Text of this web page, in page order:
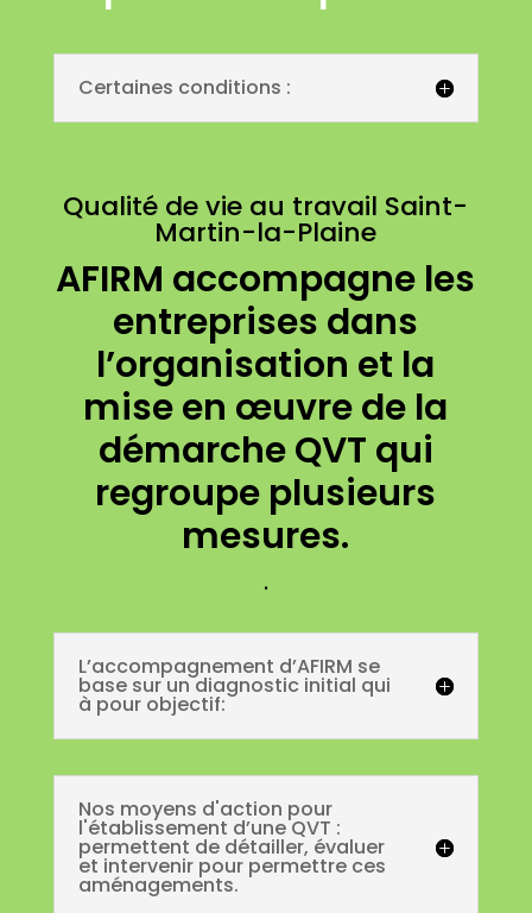
Certaines conditions :
Qualité de vie au travail Saint-
Martin-la-Plaine
AFIRM accompagne les
entreprises dans
l’organisation et la
mise en œuvre de la
démarche QVT qui
regroupe plusieurs
mesures.
.
L’accompagnement d’AFIRM se
base sur un diagnostic initial qui
à pour objectif:
Nos moyens d'action pour
l'établissement d’une QVT :
permettent de détailler, évaluer
et intervenir pour permettre ces
aménagements.